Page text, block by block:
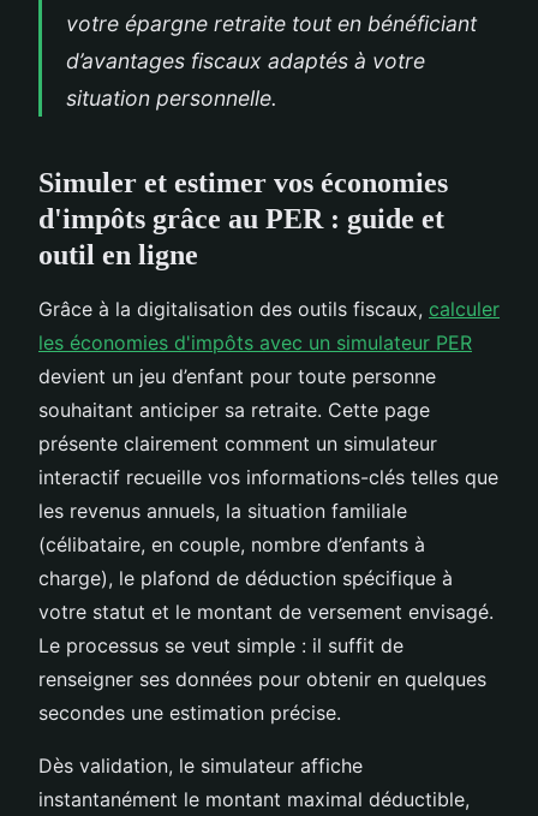
votre épargne retraite tout en bénéficiant
d’avantages fiscaux adaptés à votre
situation personnelle.
Simuler et estimer vos économies
d'impôts grâce au PER : guide et
outil en ligne
Grâce à la digitalisation des outils fiscaux, calculer
les économies d'impôts avec un simulateur PER
devient un jeu d’enfant pour toute personne
souhaitant anticiper sa retraite. Cette page
présente clairement comment un simulateur
interactif recueille vos informations-clés telles que
les revenus annuels, la situation familiale
(célibataire, en couple, nombre d’enfants à
charge), le plafond de déduction spécifique à
votre statut et le montant de versement envisagé.
Le processus se veut simple : il suffit de
renseigner ses données pour obtenir en quelques
secondes une estimation précise.
Dès validation, le simulateur affiche
instantanément le montant maximal déductible,